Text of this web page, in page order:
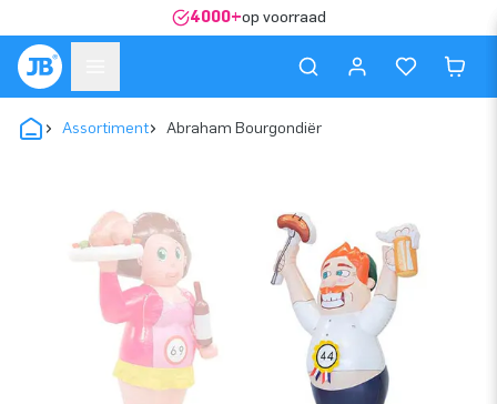
4000+op voorraad
Assortiment Abraham Bourgondiër